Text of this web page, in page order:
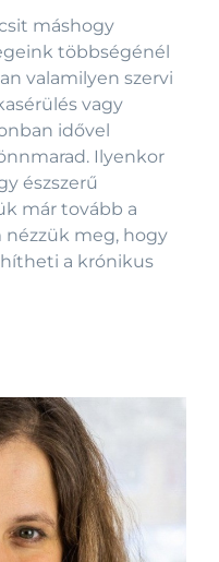
máshogy
többségénél
valamilyen szervi
vagy
idővel
Ilyenkor
észszerű
már tovább a
meg, hogy
a krónikus